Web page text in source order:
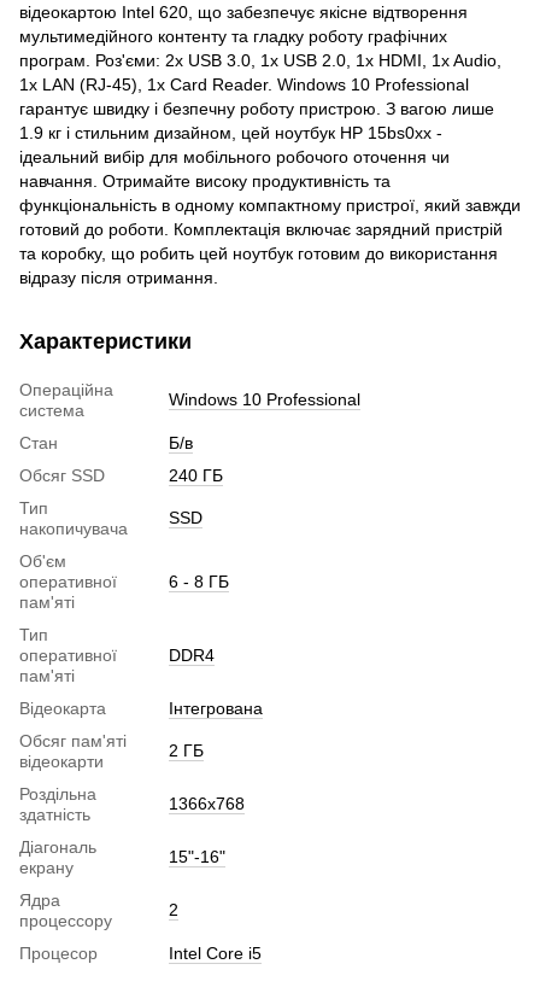
відеокартою Intel 620, що забезпечує якісне відтворення
мультимедійного контенту та гладку роботу графічних
програм. Роз'єми: 2x USB 3.0, 1x USB 2.0, 1x HDMI, 1x Audio,
1x LAN (RJ-45), 1x Card Reader. Windows 10 Professional
гарантує швидку і безпечну роботу пристрою. З вагою лише
1.9 кг і стильним дизайном, цей ноутбук HP 15bs0xx -
ідеальний вибір для мобільного робочого оточення чи
навчання. Отримайте високу продуктивність та
функціональність в одному компактному пристрої, який завжди
готовий до роботи. Комплектація включає зарядний пристрій
та коробку, що робить цей ноутбук готовим до використання
відразу після отримання.
Характеристики
Операційна
система
Windows 10 Professional
Стан
Б/в
Обсяг SSD
240 ГБ
Тип
накопичувача
SSD
Об'єм
оперативної
пам'яті
6 - 8 ГБ
Тип
оперативної
пам'яті
DDR4
Відеокарта
Інтегрована
Обсяг пам'яті
відеокарти
2 ГБ
Роздільна
здатність
1366x768
Діагональ
екрану
15"-16"
Ядра
процессору
2
Процесор Intel Core i5